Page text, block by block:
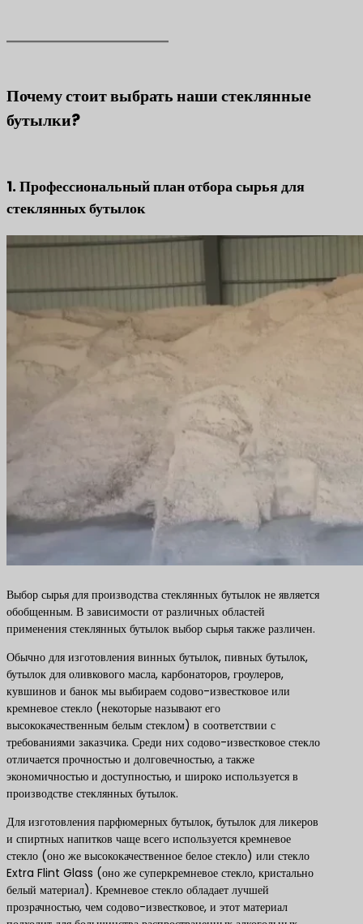
Почему стоит выбрать наши стеклянные
бутылки?
1. Профессиональный план отбора сырья для
стеклянных бутылок
Выбор сырья для производства стеклянных бутылок не является
обобщенным. В зависимости от различных областей
применения стеклянных бутылок выбор сырья также различен.
Обычно для изготовления винных бутылок, пивных бутылок,
бутылок для оливкового масла, карбонаторов, гроулеров,
кувшинов и банок мы выбираем содово-известковое или
кремневое стекло (некоторые называют его
высококачественным белым стеклом) в соответствии с
требованиями заказчика. Среди них содово-известковое стекло
отличается прочностью и долговечностью, а также
экономичностью и доступностью, и широко используется в
производстве стеклянных бутылок.
Для изготовления парфюмерных бутылок, бутылок для ликеров
и спиртных напитков чаще всего используется кремневое
стекло (оно же высококачественное белое стекло) или стекло
Extra Flint Glass (оно же суперкремневое стекло, кристально
белый материал). Кремневое стекло обладает лучшей
прозрачностью, чем содово-известковое, и этот материал